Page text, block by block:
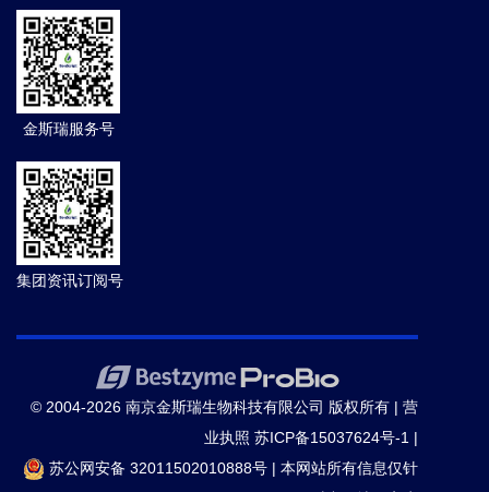
金斯瑞服务号
集团资讯订阅号
© 2004-2026 南京金斯瑞生物科技有限公司 版权所有 | 营
业执照 苏ICP备15037624号-1 |
苏公网安备 32011502010888号 | 本网站所有信息仅针